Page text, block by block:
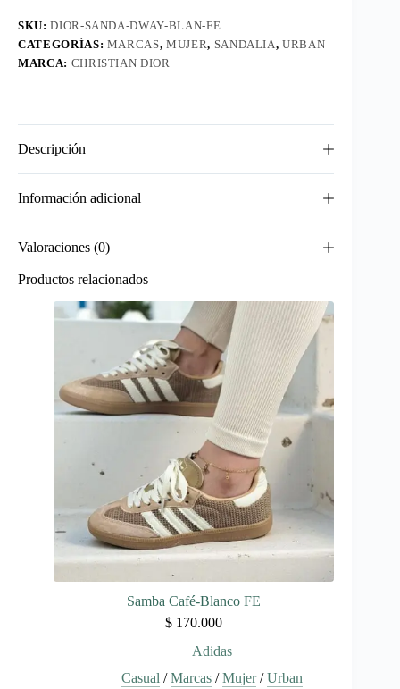
SKU:DIOR-SANDA-DWAY-BLAN-FE
CATEGORÍAS: MARCAS,MUJER, SANDALIA,URBAN
MARCA: CHRISTIAN DIOR
Descripción
Información adicional
Valoraciones (0)
Productos relacionados
Samba Café-Blanco FE
$ 170.000
Adidas
Casual /Marcas/Mujer/Urban